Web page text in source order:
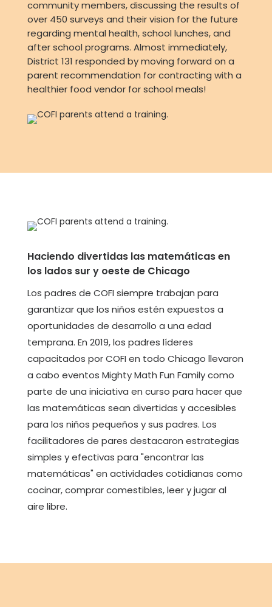
community members, discussing the results of
over 450 surveys and their vision for the future
regarding mental health, school lunches, and
after school programs. Almost immediately,
District 131 responded by moving forward on a
parent recommendation for contracting with a
healthier food vendor for school meals!
Haciendo divertidas las matemáticas en
los lados sur y oeste de Chicago
Los padres de COFI siempre trabajan para
garantizar que los niños estén expuestos a
oportunidades de desarrollo a una edad
temprana. En 2019, los padres líderes
capacitados por COFI en todo Chicago llevaron
a cabo eventos Mighty Math Fun Family como
parte de una iniciativa en curso para hacer que
las matemáticas sean divertidas y accesibles
para los niños pequeños y sus padres. Los
facilitadores de pares destacaron estrategias
simples y efectivas para "encontrar las
matemáticas" en actividades cotidianas como
cocinar, comprar comestibles, leer y jugar al
aire libre.